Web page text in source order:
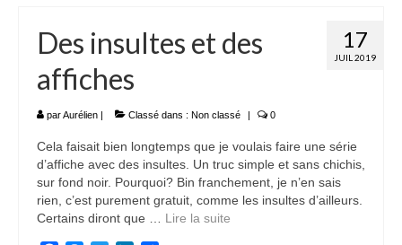
17
JUIL 2019
Des insultes et des
affiches
parAurélien | Classé dans : Non classé | 0
Cela faisait bien longtemps que je voulais faire une série
d’affiche avec des insultes. Un truc simple et sans chichis,
sur fond noir. Pourquoi? Bin franchement, je n’en sais
rien, c’est purement gratuit, comme les insultes d’ailleurs.
Certains diront que … Lire la suite­­